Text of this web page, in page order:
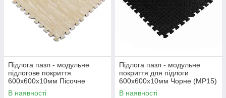
Підлога пазл - модульне
підлогове покриття
600x600x10мм Пісочне
дерево (МР14) SW-00000648
В наявності
Підлога пазл - модульне
покриття для підлоги
600x600x10мм Чорне (МР15)
SW-00001169
В наявності